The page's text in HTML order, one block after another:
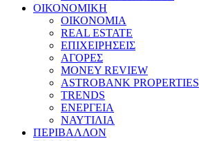
ΟΙΚΟΝΟΜΙΚΗ
ΟΙΚΟΝΟΜΙΑ
REAL ESTATE
ΕΠΙΧΕΙΡΗΣΕΙΣ
ΑΓΟΡΕΣ
MONEY REVIEW
ASTROBANK PROPERTIES
TRENDS
ΕΝΕΡΓΕΙΑ
ΝΑΥΤΙΛΙΑ
ΠΕΡΙΒΑΛΛΟΝ